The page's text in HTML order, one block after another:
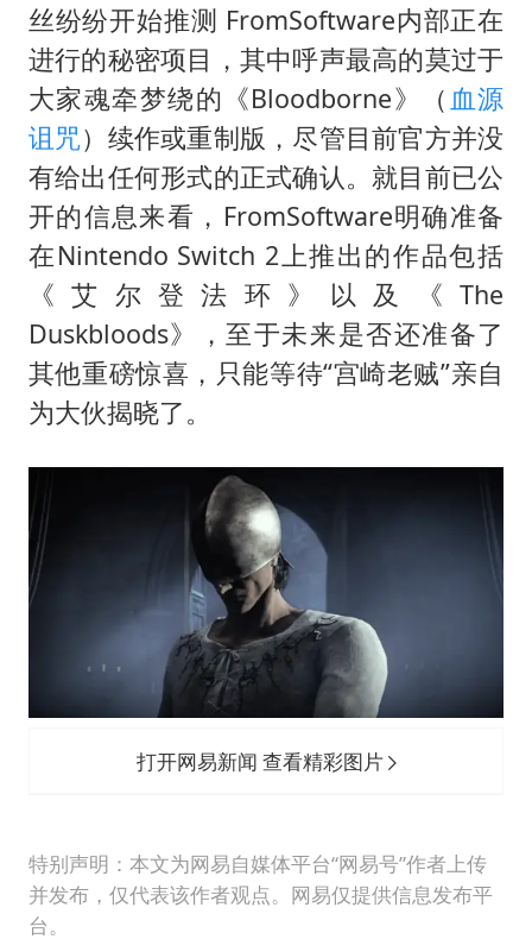
丝纷纷开始推测 FromSoftware内部正在
进行的秘密项目，其中呼声最高的莫过于
大家魂牵梦绕的《Bloodborne》（ 血源
诅咒）续作或重制版，尽管目前官方并没
有给出任何形式的正式确认。就目前已公
开的信息来看，FromSoftware明确准备
在Nintendo Switch 2上推出的作品包括
《艾尔登法环》以及《The
Duskbloods》，至于未来是否还准备了
其他重磅惊喜，只能等待“宫崎老贼”亲自
为大伙揭晓了。
打开网易新闻 查看精彩图片
特别声明：本文为网易自媒体平台“网易号”作者上传
并发布，仅代表该作者观点。网易仅提供信息发布平
台。